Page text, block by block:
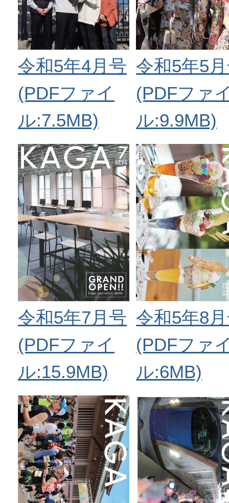
令和5年4月号
(PDFファイ
ル:7.5MB)
令和5年5
(PDFファ
ル:9.9MB)
令和5年7月号
(PDFファイ
ル:15.9MB)
令和5年8
(PDFファ
ル:6MB)